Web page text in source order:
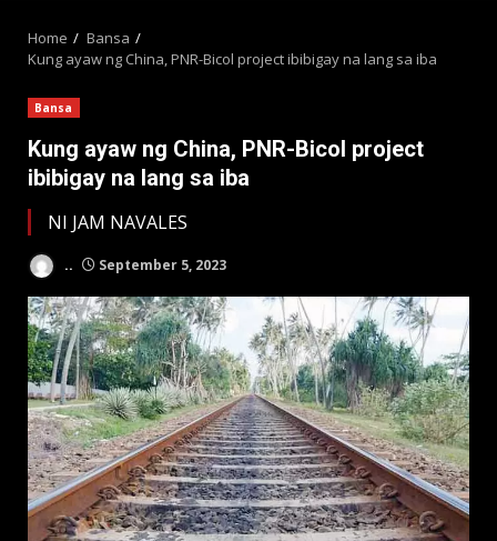
Home
Bansa
Kung ayaw ng China, PNR-Bicol project ibibigay na lang sa iba
Bansa
Kung ayaw ng China, PNR-Bicol project
ibibigay na lang sa iba
NI JAM NAVALES
.. September 5, 2023